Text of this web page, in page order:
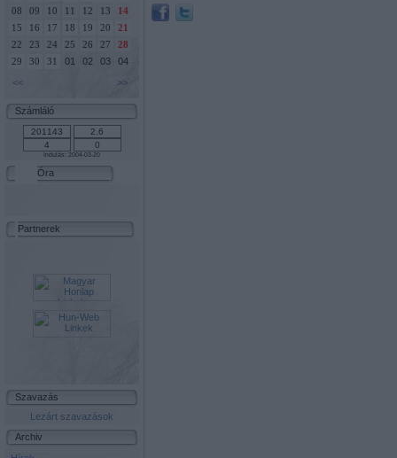
08
09 10 11 12 13
14
15
16 17 18 19 20
21
22
23 24 25 26 27
28
29
30 31 01 02 03
04
<<
>>
Számláló
Indulás: 2004-03-20
Óra
Partnerek
Szavazás
Lezárt szavazások
Archiv